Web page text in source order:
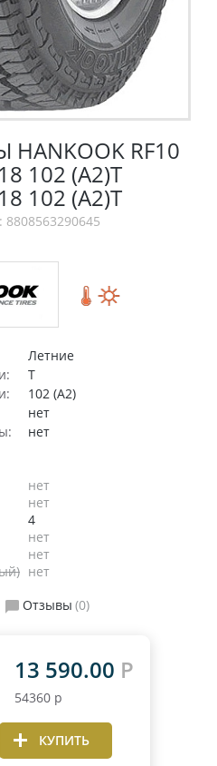
RF10
102 (A2)T
102 (A2)T
8808563290645
Летние
T
102 (A2)
нет
нет
нет
нет
4
нет
нет
нет
Отзывы (0)
13 590.00 Р
54360 р
КУПИТЬ